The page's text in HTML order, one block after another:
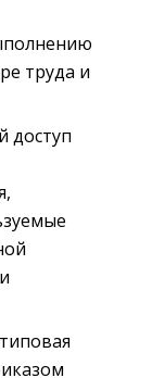
труда и
доступ